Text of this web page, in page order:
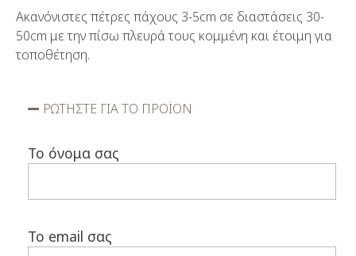
Ακανόνιστες πέτρες πάχους 3-5cm σε διαστάσεις 30-
50cm με την πίσω πλευρά τους κομμένη και έτοιμη για
τοποθέτηση.
ΡΩΤΗΣΤΕ ΓΙΑ ΤΟ ΠΡΟΪΟΝ
Το όνομα σας
Το email σας